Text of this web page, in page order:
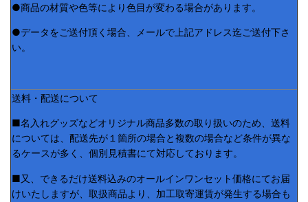
●商品の材質や色等により色目が変わる場合があります。
●データをご送付頂く場合、メールで上記アドレス迄ご送付下さ
い。
送料・配送について
■名入れグッズなどオリジナル商品多数の取り扱いのため、送料
については、配送先が１箇所の場合と複数の場合など条件が異な
るケースが多く、個別見積書にて対応しております。
■又、できるだけ送料込みのオールインワンセット価格にてお届
けいたしますが、取扱商品より、加工取寄運賃が発生する場合も